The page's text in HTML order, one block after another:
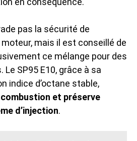
pas la sécurité de
mais il est conseillé de
ce mélange pour des
SP95 E10, grâce à sa
indice d’octane stable,
combustion et préserve
d’injection.